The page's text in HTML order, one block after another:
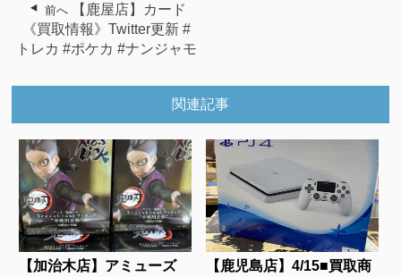
前へ
【鹿屋店】カード
《買取情報》Twitter更新 #
トレカ #ポケカ #ナンジャモ
関連記事
【加治木店】アミューズ
【鹿児島店】4/15■買取商